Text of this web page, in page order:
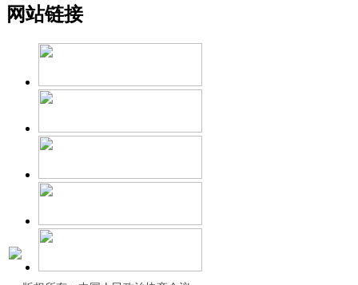
网站链接